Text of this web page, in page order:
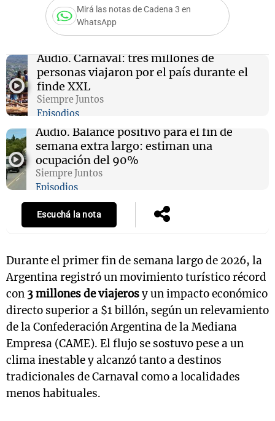
Mirá las notas de Cadena 3 en
WhatsApp
Audio. Carnaval: tres millones de
personas viajaron por el país durante el
finde XXL
Siempre Juntos
Episodios
Audio. Balance positivo para el fin de
semana extra largo: estiman una
ocupación del 90%
Siempre Juntos
Episodios
Escuchá la nota
Durante el primer fin de semana largo de 2026, la
Argentina registró un movimiento turístico récord
con 3 millones de viajerosy un impacto económico
directo superior a $1 billón, según un relevamiento
de la Confederación Argentina de la Mediana
Empresa (CAME). El flujo se sostuvo pese a un
clima inestable y alcanzó tanto a destinos
tradicionales de Carnaval como a localidades
menos habituales.